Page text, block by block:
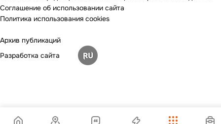
Соглашение об использовании сайта
Политика использования cookies
Архив публикаций
Разработка сайта